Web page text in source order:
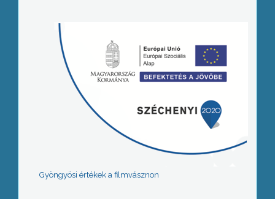
Gyöngyösi értékek a filmvásznon